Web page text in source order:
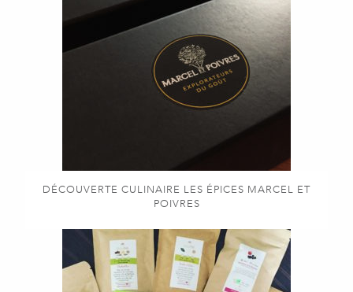
DÉCOUVERTE CULINAIRE LES ÉPICES MARCEL ET
POIVRES